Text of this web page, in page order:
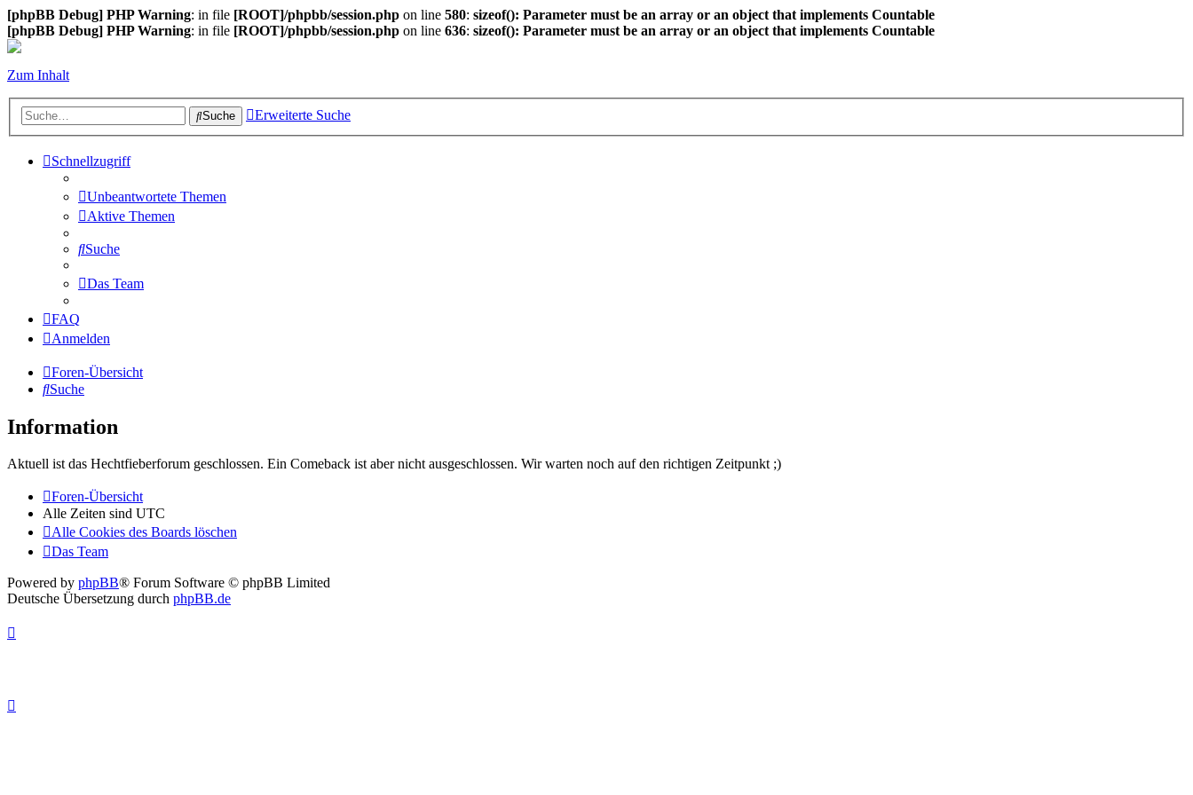
[phpBB Debug] PHP Warning: in file [ROOT]/phpbb/session.php on line 580: sizeof(): Parameter must be an array or an object that implements Countable
[phpBB Debug] PHP Warning: in file [ROOT]/phpbb/session.php on line 636: sizeof(): Parameter must be an array or an object that implements Countable
Zum Inhalt
Suche Erweiterte Suche
Schnellzugriff
Unbeantwortete Themen
Aktive Themen
Suche
Das Team
FAQ
Anmelden
Foren-Übersicht
Suche
Information
Aktuell ist das Hechtfieberforum geschlossen. Ein Comeback ist aber nicht ausgeschlossen. Wir warten noch auf den richtigen Zeitpunkt ;)
Foren-Übersicht
Alle Zeiten sind UTC
Alle Cookies des Boards löschen
Das Team
Powered by phpBB® Forum Software © phpBB Limited
Deutsche Übersetzung durch phpBB.de